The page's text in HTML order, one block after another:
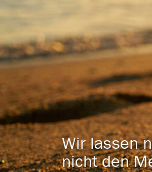
Wir lassen
nicht den